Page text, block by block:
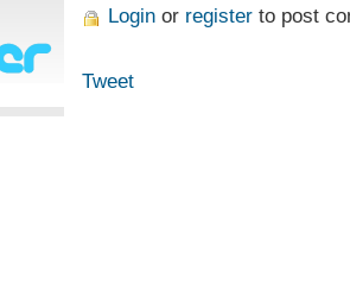
Login or register to post
Tweet